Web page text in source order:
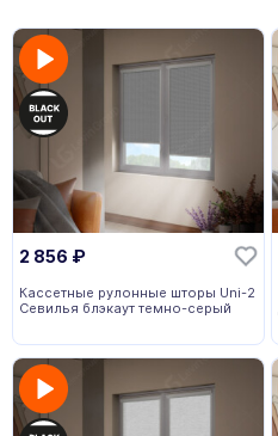
2 856 ₽
Кассетные рулонные шторы Uni-2
Севилья блэкаут темно-серый